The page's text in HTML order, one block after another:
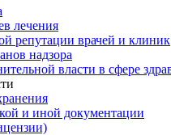
лечения
репутации врачей и клиник
надзора
власти в сфере
и иной документации